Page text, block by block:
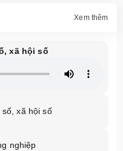
Xem thêm
xã hội số
xã hội số
nghiệp